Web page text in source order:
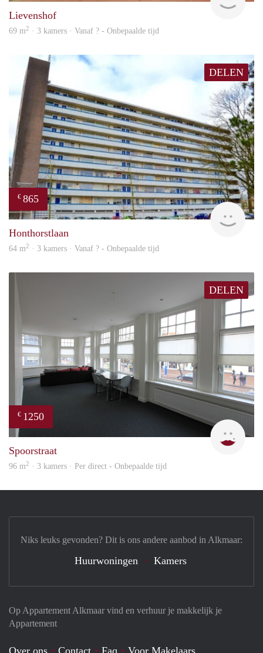
Lievenshof
69 m2 · 3 kamers · Vanaf ? - Onbepaalde tijd
DELEN
€ 865
rent
Honthorstlaan
64 m2 · 3 kamers · Vanaf ? - Onbepaalde tijd
DELEN
€ 1250
Spoorstraat
96 m2 · 3 kamers · Per direct - Onbepaalde tijd
Op Appartement Alkmaar vind en verhuur je makkelijk je
Appartement
Over ons Contact Faq Voor Makelaars
Niks leuks gevonden? Dit is ons andere aanbod in Alkmaar:
Huurwoningen Kamers